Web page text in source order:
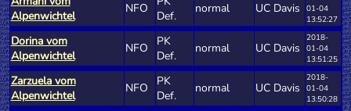
Alpenwichtel
NFO
Def.
normal UC Davis
01-04
13:52:27
Dorina vom
Alpenwichtel
NFO
PK
Def.
normal UC Davis
2018-
01-04
13:51:25
Zarzuela vom
Alpenwichtel
NFO
PK
Def.
normal UC Davis
2018-
01-04
13:50:28